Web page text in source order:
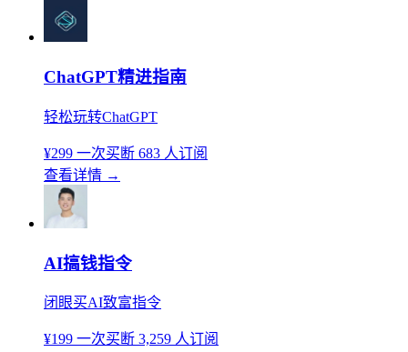
ChatGPT精进指南
轻松玩转ChatGPT
¥299 一次买断 683 人订阅
查看详情 →
AI搞钱指令
闭眼买AI致富指令
¥199 一次买断 3,259 人订阅